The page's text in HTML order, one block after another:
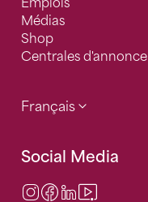
Emplois
Médias
Shop
Centrales d'annonce
Français
Social Media
Instagram
Facebook
LinkedIn